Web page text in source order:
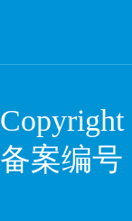
Copyright
备案编号